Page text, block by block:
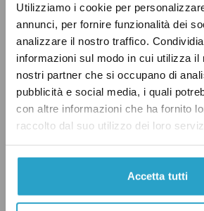
Utilizziamo i cookie per
annunci, per fornire funzionalità dei
analizzare il nostro traffico.
informazioni sul modo in cui utilizza il
nostri partner che si occupano di
pubblicità e social media, i quali
con altre informazioni che ha fornito
raccolto dal suo utilizzo dei loro
Accetta tutti
sarebbero state effettivamente
tali redditi in assenza del
ha scrittola Corte dei Corti in
2021. Secondo la Corte, è
effettivamente la misura
l’obiettivo di «di favorire gli
problema principale è che a
misura sono soprattutto
«trasferiscono la propria